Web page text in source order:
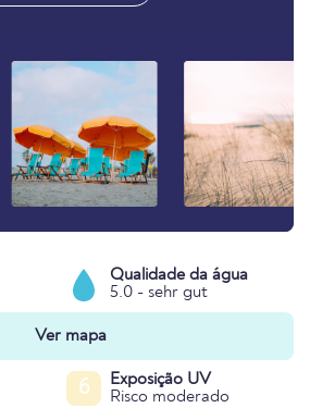
Qualidade da água
5.0 - sehr gut
Ver mapa
6
Exposição UV
Risco moderado